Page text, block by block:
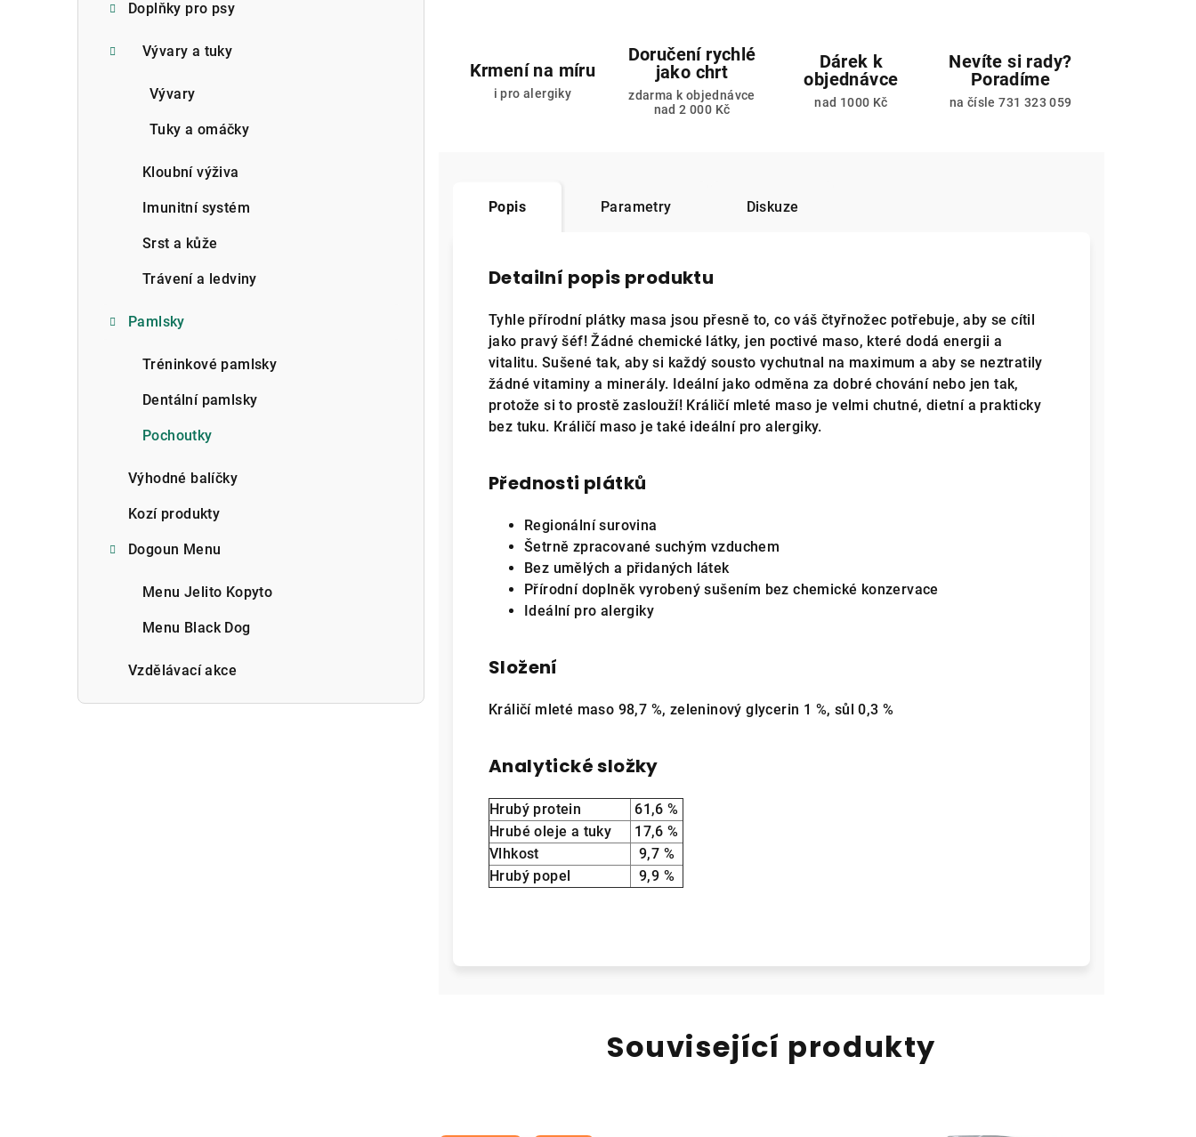
Doplňky pro psy
Vývary a tuky
Vývary
Tuky a omáčky
Kloubní výživa
Imunitní systém
Srst a kůže
Trávení a ledviny
Pamlsky
Tréninkové pamlsky
Dentální pamlsky
Pochoutky
Výhodné balíčky
Kozí produkty
Dogoun Menu
Menu Jelito Kopyto
Menu Black Dog
Vzdělávací akce
Krmení na míru
i pro alergiky
Doručení rychlé
jako chrt
zdarma k objednávce
nad 2 000 Kč
Dárek k
objednávce
nad 1000 Kč
Nevíte si rady?
Poradíme
na čísle 731 323 059
Popis Parametry Diskuze
Detailní popis produktu
Tyhle přírodní plátky masa jsou přesně to, co váš čtyřnožec potřebuje, aby se cítil
jako pravý šéf! Žádné chemické látky, jen poctivé maso, které dodá energii a
vitalitu. Sušené tak, aby si každý sousto vychutnal na maximum a aby se neztratily
žádné vitaminy a minerály. Ideální jako odměna za dobré chování nebo jen tak,
protože si to prostě zaslouží! Králičí mleté maso je velmi chutné, dietní a prakticky
bez tuku. Králičí maso je také ideální pro alergiky.
Přednosti plátků
Regionální surovina
Šetrně zpracované suchým vzduchem
Bez umělých a přidaných látek
Přírodní doplněk vyrobený sušením bez chemické konzervace
Ideální pro alergiky
Složení
Králičí mleté maso 98,7 %, zeleninový glycerin 1 %, sůl 0,3 %
Analytické složky
Hrubý protein
61,6 %
Hrubé oleje a tuky
17,6 %
Vlhkost
9,7 %
Hrubý popel
9,9 %
Související produkty